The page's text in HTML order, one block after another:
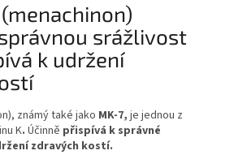
srážlivost
k udržení
známý také jako MK-7, je jednou z
K. Účinně přispívá k správné
zdravých kostí.